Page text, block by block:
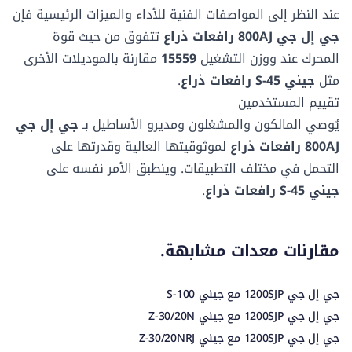
منخفضة
3.02 م
منخفضة
2.5 م نوع التأرجح
مستمر
نوع التأرجح
-
نوع الاطارات
هوائي
نوع الاطارات
المنصة المرفوعة
-
المنصة المرفوعة
1.13 ك/سا
عند النظر إلى المواصفات الفنية للأداء والميزات الرئيسية فإن
جي إل جي 800AJ رافعات ذراع
تتفوق من حيث قوة
المحرك عندووزن التشغيل15559 مقارنة بالموديلات الأخرى
مثل جيني S-45 رافعات ذراع
.
تقييم المستخدمين
يُوصي المالكون والمشغلون ومديرو الأساطيل بـجي إل جي
800AJ رافعات ذراع
لموثوقيتها العالية وقدرتها على
التحمل في مختلف التطبيقات. وينطبق الأمر نفسه على
جيني S-45 رافعات ذراع
.
مقارنات معدات مشابهة.
جي إل جي 1200SJP مع جيني S-100
جي إل جي 1200SJP مع جيني Z-30/20N
جي إل جي 1200SJP مع جيني Z-30/20NRJ